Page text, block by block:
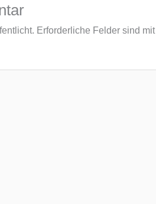
Erforderliche Felder sind mit